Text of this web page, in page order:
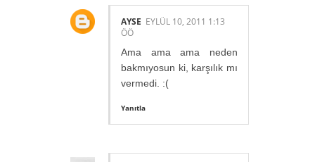
AYSE EYLÜL 10, 2011 1:13
ÖÖ
Ama ama ama neden
bakmıyosun ki, karşılık mı
vermedi. :(
Yanıtla